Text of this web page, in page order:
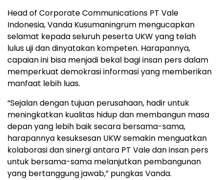
Head of Corporate Communications PT Vale
Indonesia, Vanda Kusumaningrum mengucapkan
selamat kepada seluruh peserta UKW yang telah
lulus uji dan dinyatakan kompeten. Harapannya,
capaian ini bisa menjadi bekal bagi insan pers dalam
memperkuat demokrasi informasi yang memberikan
manfaat lebih luas.
“Sejalan dengan tujuan perusahaan, hadir untuk
meningkatkan kualitas hidup dan membangun masa
depan yang lebih baik secara bersama-sama,
harapannya kesuksesan UKW semakin menguatkan
kolaborasi dan sinergi antara PT Vale dan insan pers
untuk bersama-sama melanjutkan pembangunan
yang bertanggung jawab,” pungkas Vanda.